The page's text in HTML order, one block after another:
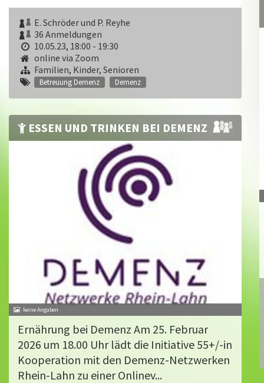
E. Schröder und P. Reyhe
36 Anmeldungen
10.05.23, 18:00 - 19:30
online via Zoom
Familien, Kinder, Senioren
Betreuung Demenz Demenz
ESSEN UND TRINKEN BEI DEMENZ
Ernährung bei Demenz Am 25. Februar
2026 um 18.00 Uhr lädt die Initiative 55+/-in
Kooperation mit den Demenz-Netzwerken
Rhein-Lahn zu einer Onlinev...